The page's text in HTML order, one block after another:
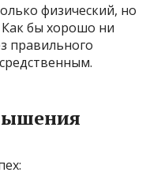
физический, но
Как бы хорошо ни
правильного